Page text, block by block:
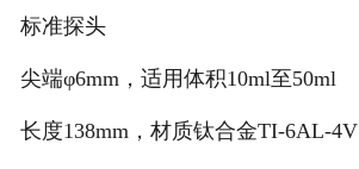
标准探头
尖端φ6mm，适用体积10ml至50ml
长度138mm，材质钛合金TI-6AL-4V